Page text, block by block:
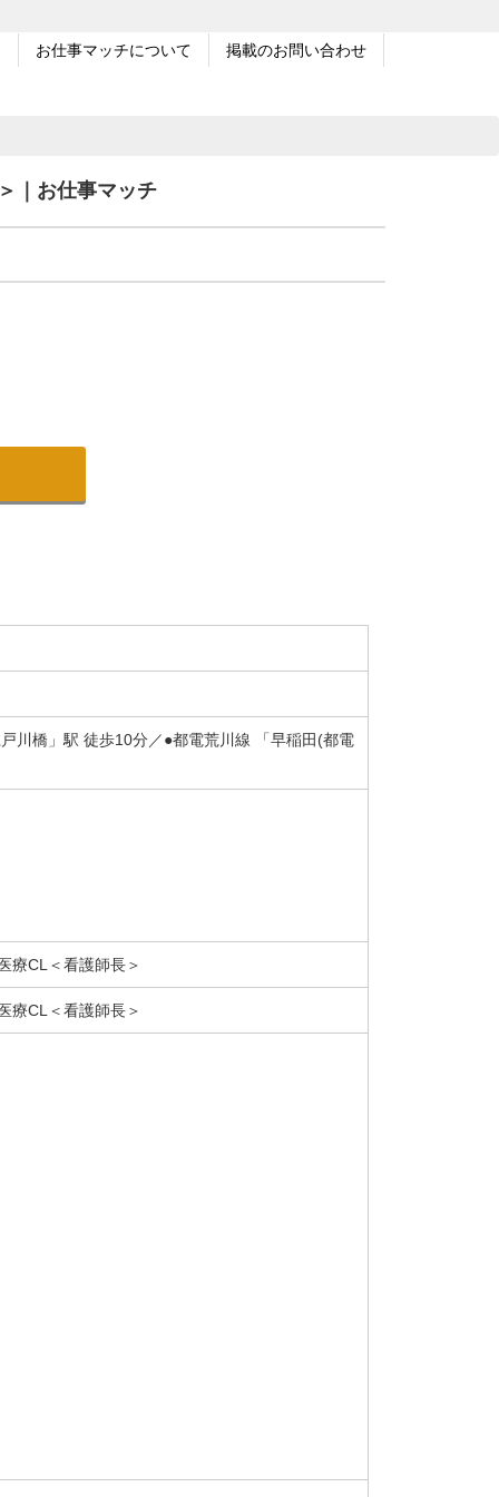
お仕事マッチについて 掲載のお問い合わせ
｜お仕事マッチ
川橋」駅 徒歩10分／●都電荒川線 「早稲田(都電
療CL＜看護師長＞
療CL＜看護師長＞